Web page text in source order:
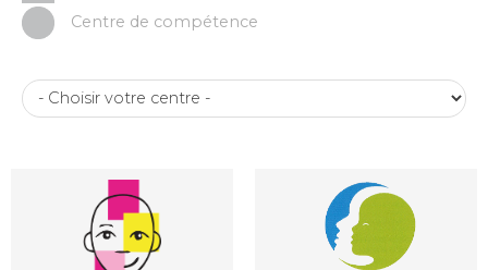
Centre de compétence